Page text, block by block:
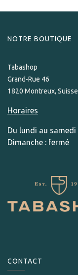
NOTRE BOUTIQUE
Tabashop
Grand-Rue 46
1820 Montreux, Suisse
Horaires
Du lundi au
Dimanche : fermé
CONTACT